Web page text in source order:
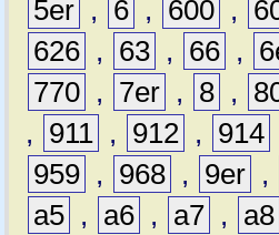
5er , 6 , 600 ,
626 , 63 , 66 ,
770 , 7er , 8 ,
,
911 , 912 , 914
959 , 968 , 9er ,
a5 , a6 , a7 , a8